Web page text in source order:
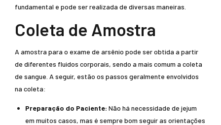
fundamental e pode ser realizada de diversas maneiras.
Coleta de Amostra
A amostra para o exame de arsênio pode ser obtida a partir
de diferentes fluidos corporais, sendo a mais comum a coleta
de sangue. A seguir, estão os passos geralmente envolvidos
na coleta:
Preparação do Paciente: Não há necessidade de jejum
em muitos casos, mas é sempre bom seguir as orientações